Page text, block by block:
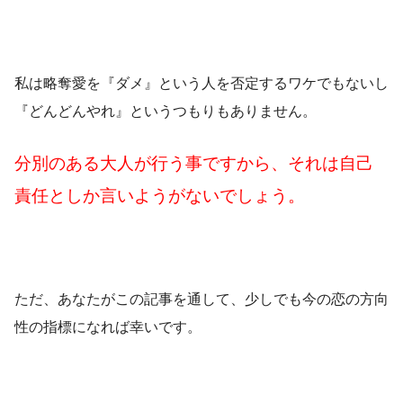
私は略奪愛を『ダメ』という人を否定するワケでもないし
『どんどんやれ』というつもりもありません。
分別のある大人が行う事ですから、それは自己
責任としか言いようがないでしょう。
ただ、あなたがこの記事を通して、少しでも今の恋の方向
性の指標になれば幸いです。